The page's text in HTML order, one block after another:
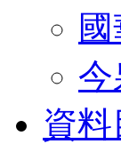
今
資